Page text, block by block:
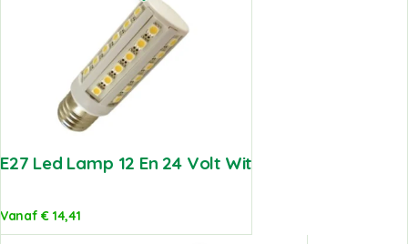
E27 Led Lamp 12 En 24 Volt Wit
Vanaf€ 14,41